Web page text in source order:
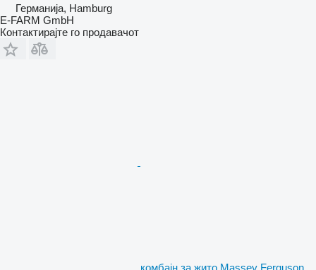
Германија, Hamburg
E-FARM GmbH
Контактирајте го продавачот
комбајн за жито Massey Ferguson